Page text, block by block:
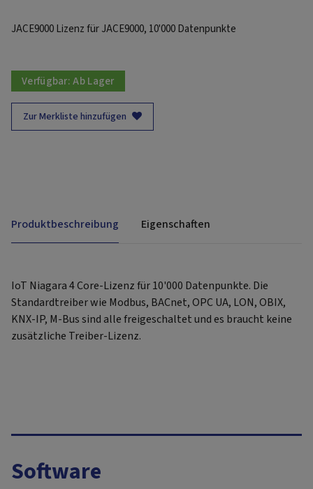
JACE9000 Lizenz für JACE9000, 10'000 Datenpunkte
Verfügbar:Ab Lager
Zur Merkliste hinzufügen
Produktbeschreibung Eigenschaften
IoT Niagara 4 Core-Lizenz für 10'000 Datenpunkte. Die
Standardtreiber wie Modbus, BACnet, OPC UA, LON, OBIX,
KNX-IP, M-Bus sind alle freigeschaltet und es braucht keine
zusätzliche Treiber-Lizenz.
Software